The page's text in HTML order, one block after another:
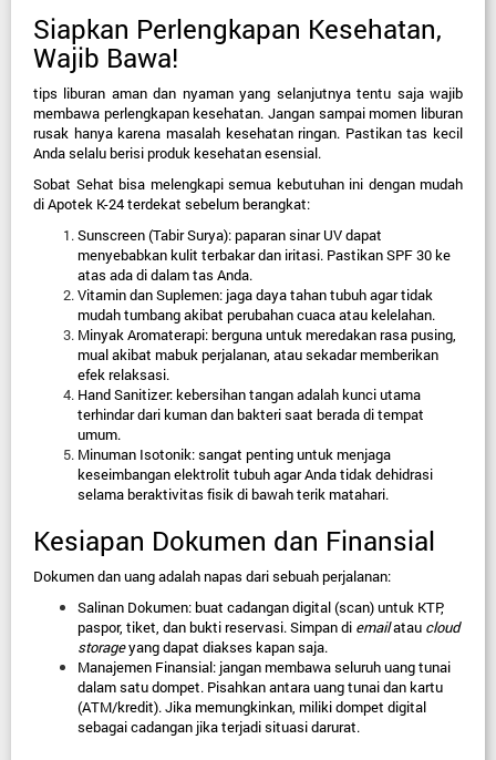
Siapkan Perlengkapan Kesehatan,
Wajib Bawa!
tips liburan aman dan nyaman yang selanjutnya tentu saja wajib
membawa perlengkapan kesehatan. Jangan sampai momen liburan
rusak hanya karena masalah kesehatan ringan. Pastikan tas kecil
Anda selalu berisi produk kesehatan esensial.
Sobat Sehat bisa melengkapi semua kebutuhan ini dengan mudah
di Apotek K-24 terdekat sebelum berangkat:
Sunscreen (Tabir Surya): paparan sinar UV dapat
menyebabkan kulit terbakar dan iritasi. Pastikan SPF 30 ke
atas ada di dalam tas Anda.
Vitamin dan Suplemen: jaga daya tahan tubuh agar tidak
mudah tumbang akibat perubahan cuaca atau kelelahan.
Minyak Aromaterapi: berguna untuk meredakan rasa pusing,
mual akibat mabuk perjalanan, atau sekadar memberikan
efek relaksasi.
Hand Sanitizer: kebersihan tangan adalah kunci utama
terhindar dari kuman dan bakteri saat berada di tempat
umum.
Minuman Isotonik: sangat penting untuk menjaga
keseimbangan elektrolit tubuh agar Anda tidak dehidrasi
selama beraktivitas fisik di bawah terik matahari.
Kesiapan Dokumen dan Finansial
Dokumen dan uang adalah napas dari sebuah perjalanan:
Salinan Dokumen: buat cadangan digital (scan) untuk KTP,
paspor, tiket, dan bukti reservasi. Simpan di email atau cloud
storage yang dapat diakses kapan saja.
Manajemen Finansial: jangan membawa seluruh uang tunai
dalam satu dompet. Pisahkan antara uang tunai dan kartu
(ATM/kredit). Jika memungkinkan, miliki dompet digital
sebagai cadangan jika terjadi situasi darurat.